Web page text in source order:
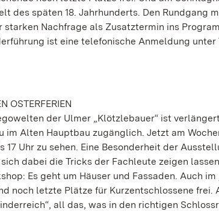
des späten 18. Jahrhunderts. Den Rundgang
Nachfrage als Zusatztermin ins
ist eine telefonische Anmeldung unter
OSTERFERIEN
der Ulmer „Klötzlebauer“ ist
im Alten Hauptbau zugänglich. Jetzt am
17 Uhr zu sehen. Eine Besonderheit der
dabei die Tricks der Fachleute zeigen
Es geht um Häuser und Fassaden. Auch
noch letzte Plätze für Kurzentschlossene frei.
all das, was in den richtigen